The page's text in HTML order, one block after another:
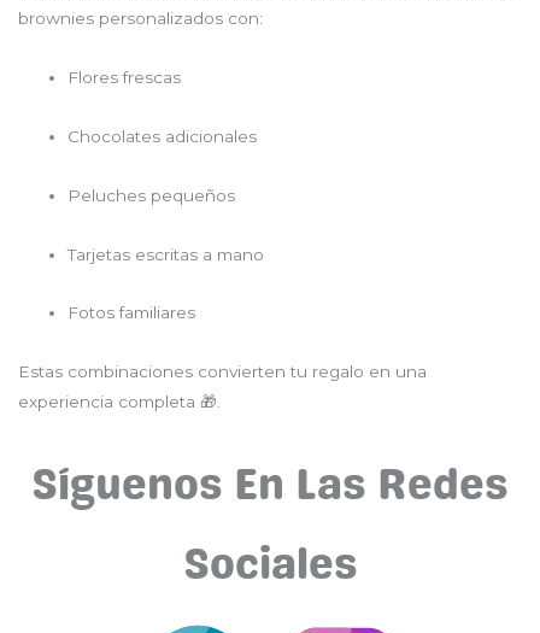
brownies personalizados con:
Flores frescas
Chocolates adicionales
Peluches pequeños
Tarjetas escritas a mano
Fotos familiares
Estas combinaciones convierten tu regalo en una
experiencia completa 🎁.
Síguenos En Las Redes
Sociales